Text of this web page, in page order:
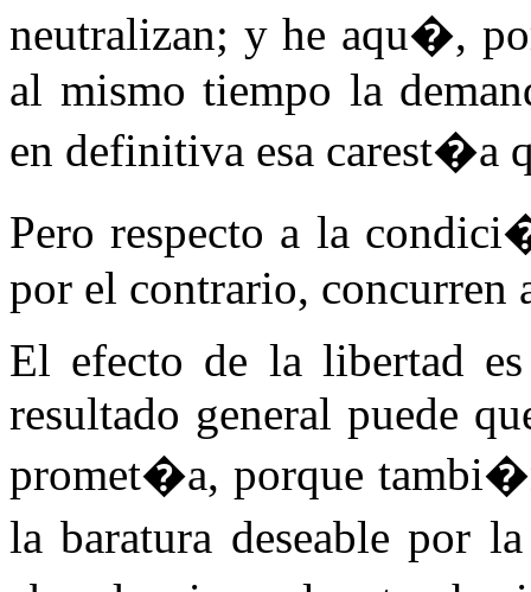
neutralizan; y he aqu�,
al mismo tiempo la
en definitiva esa carest�a
Pero respecto a la
por el contrario, concurren
El efecto de la libertad
resultado general puede
promet�a, porque
la baratura deseable por